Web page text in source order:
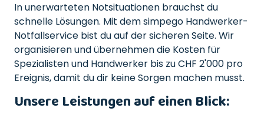
In unerwarteten Notsituationen brauchst du
schnelle Lösungen. Mit dem simpego Handwerker-
Notfallservice bist du auf der sicheren Seite. Wir
organisieren und übernehmen die Kosten für
Spezialisten und Handwerker bis zu CHF 2'000 pro
Ereignis, damit du dir keine Sorgen machen musst.
Unsere Leistungen auf einen Blick: